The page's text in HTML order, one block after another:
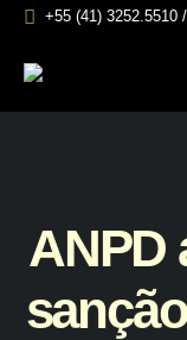
+55 (41) 3252.5510
ANPD